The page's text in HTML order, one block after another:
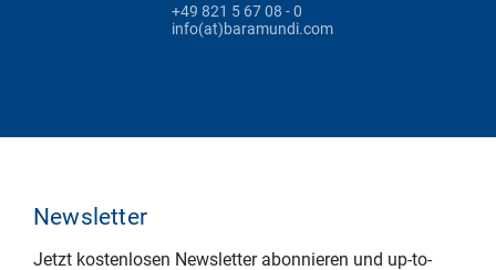
+49 821 5 67 08 - 0
info(at)baramundi.com
Newsletter
Jetzt kostenlosen Newsletter abonnieren und up-to-